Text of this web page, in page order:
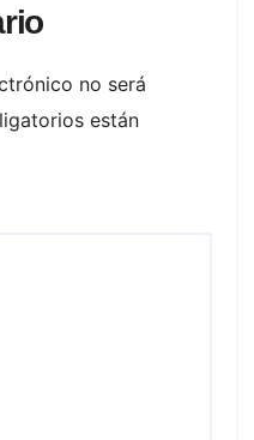
no será
están